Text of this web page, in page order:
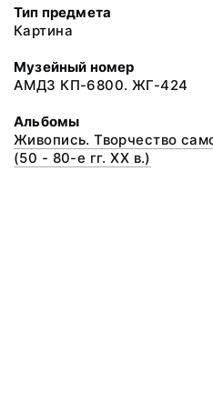
Тип предмета
Картина
Музейный номер
АМДЗ КП-6800. ЖГ-424
Альбомы
Живопись. Творчество
(50 - 80-е гг. XX в.)